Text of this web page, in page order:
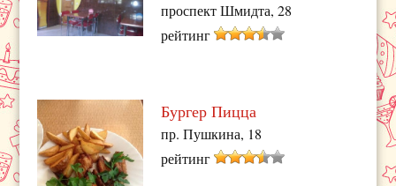
проспект Шмидта, 28
рейтинг
Бургер Пицца
пр. Пушкина, 18
рейтинг